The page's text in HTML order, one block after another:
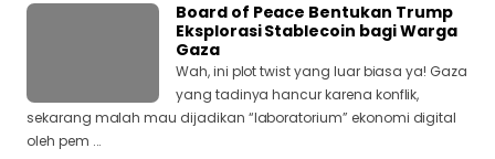
Board of Peace Bentukan Trump
Eksplorasi Stablecoin bagi Warga
Gaza
Wah, ini plot twist yang luar biasa ya! Gaza
yang tadinya hancur karena konflik,
sekarang malah mau dijadikan “laboratorium” ekonomi digital
oleh pem ...